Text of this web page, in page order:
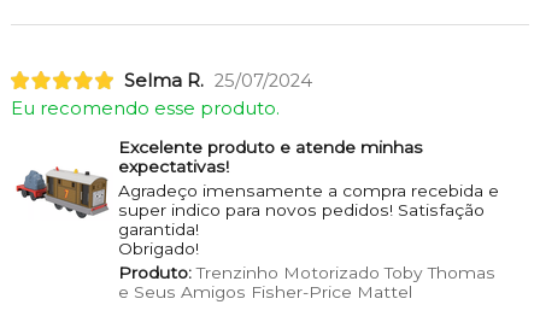
Selma R. 25/07/2024
Eu recomendo esse produto.
Excelente produto e atende minhas
expectativas!
Agradeço imensamente a compra recebida e
super indico para novos pedidos! Satisfação
garantida!
Obrigado!
Produto:Trenzinho Motorizado Toby Thomas
e Seus Amigos Fisher-Price Mattel